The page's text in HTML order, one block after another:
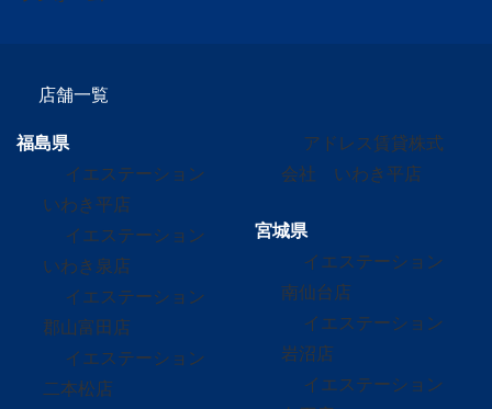
店舗一覧
福島県
イエステーション
いわき平店
イエステーション
いわき泉店
イエステーション
郡山富田店
イエステーション
二本松店
アドレス賃貸株式
会社 いわき平店
宮城県
イエステーション
南仙台店
イエステーション
岩沼店
イエステーション